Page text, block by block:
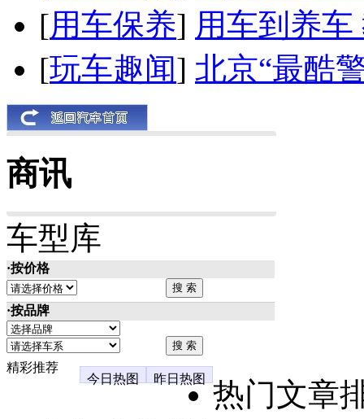
[用车保养] 用车到养
[玩车趣闻] 北京“最酷
商讯
车型库
·按价格
·按品牌
精彩推荐
今日热图
昨日热图
热门文章